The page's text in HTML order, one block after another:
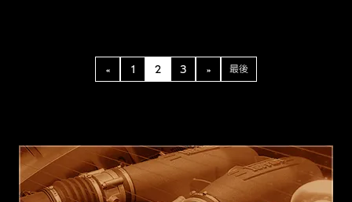
« 1 2 3 » 最後